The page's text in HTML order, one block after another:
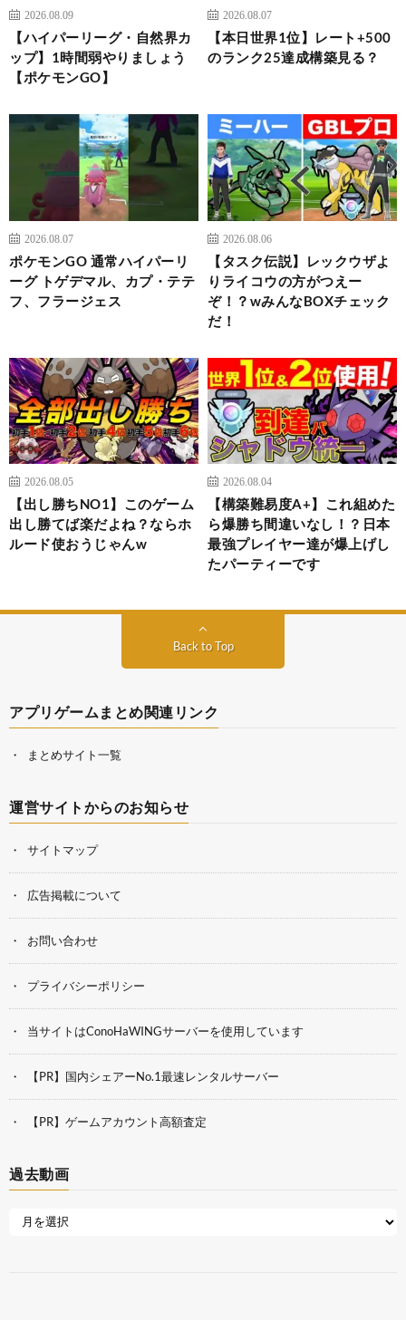
2026.08.09
【ハイパーリーグ・自然界カ
ップ】1時間弱やりましょう
【ポケモンGO】
2026.08.07
【本日世界1位】レート+500
のランク25達成構築見る？
2026.08.07
ポケモンGO 通常ハイパーリ
ーグ トゲデマル、カプ・テテ
フ、フラージェス
2026.08.06
【タスク伝説】レックウザよ
りライコウの方がつえー
ぞ！？wみんなBOXチェック
だ！
2026.08.05
【出し勝ちNO1】このゲーム
出し勝てば楽だよね？ならホ
ルード使おうじゃんw
2026.08.04
【構築難易度A+】これ組めた
ら爆勝ち間違いなし！？日本
最強プレイヤー達が爆上げし
たパーティーです
Back to Top
アプリゲームまとめ関連リンク
まとめサイト一覧
運営サイトからのお知らせ
サイトマップ
広告掲載について
お問い合わせ
プライバシーポリシー
当サイトはConoHaWINGサーバーを使用しています
【PR】国内シェアーNo.1最速レンタルサーバー
【PR】ゲームアカウント高額査定
過去動画